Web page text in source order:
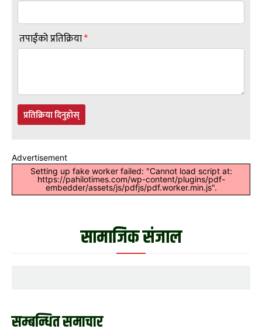
तपाईंको प्रतिक्रिया*
प्रतिक्रिया दिनुहोस्
Advertisement
Setting up fake worker failed: "Cannot load script at:
https://pahilotimes.com/wp-content/plugins/pdf-
embedder/assets/js/pdfjs/pdf.worker.min.js".
सामाजिक संजाल
सम्बन्धित समाचार